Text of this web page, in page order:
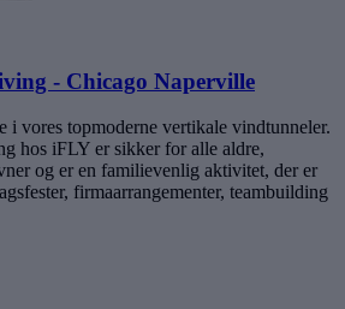
- Chicago Naperville
i vores topmoderne vertikale vindtunneler.
hos iFLY er sikker for alle aldre,
og er en familievenlig aktivitet, der er
firmaarrangementer, teambuilding